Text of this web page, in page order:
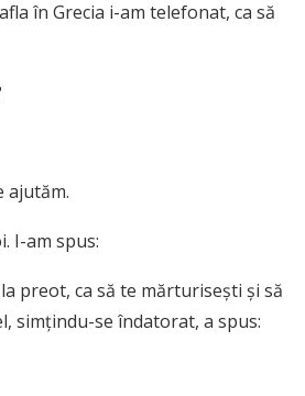
în Grecia i-am telefonat, ca să
ajutăm.
I-am spus:
preot, ca să te mărturisești și să
simțindu-se îndatorat, a spus: